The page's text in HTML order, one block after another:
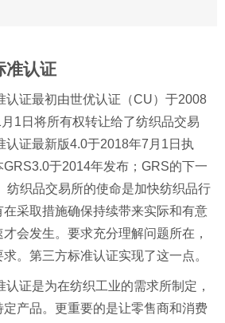
准认证
认证最初由世优认证（CU）于2008
月 1 日将所有权转让给了纺织品交易
认证最新版4.0于2018年7 月 1 日执
GRS3.0于2014年发布； GRS的下一
纺织品交易所的使命是加快纺织品行
采取措施确保持续带来实际和有意
会发生。要求充分理解问题所在，
。第三方标准认证实现了这一点。
认证是为在纺织工业的需求所制定，
产品。更重要的是让零售商和消费